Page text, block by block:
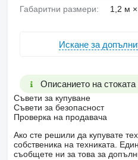
Габаритни размери: 1,2 м
Искане за
Описанието на
Съвети за купуване
Съвети за безопасност
Проверка на продавача
Ако сте решили да купувате
собственика на техниката.
съобщете ни за това за